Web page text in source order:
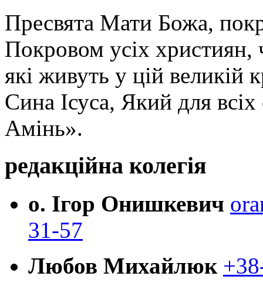
Пресвята Мати Божа,
Покровом усіх християн,
які живуть у цій великій
Сина Ісуса, Який для
Амінь».
редакційна колегія
о. Ігор Онишкевич
31-57
Любов Михайлюк